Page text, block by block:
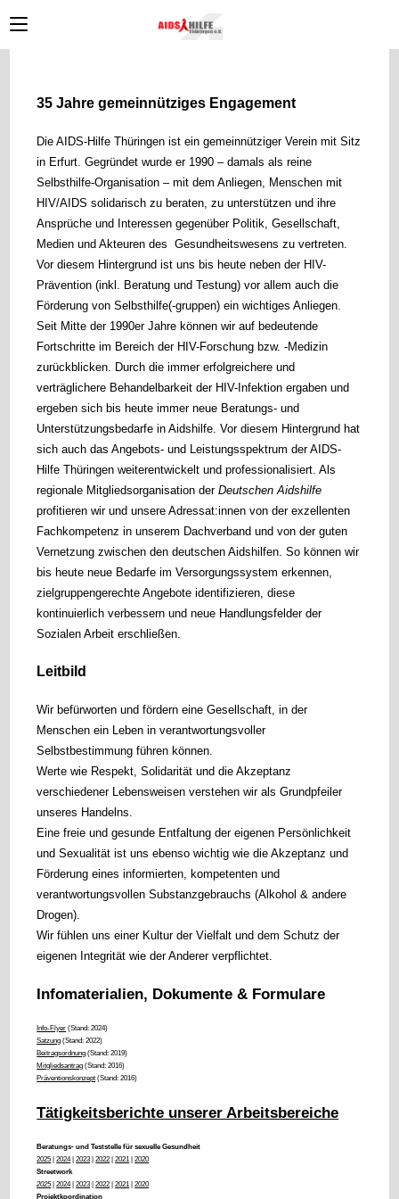
Inhalt
35 Jahre gemeinnütziges Engagement
Die AIDS-Hilfe Thüringenist ein gemeinnütziger Verein mit Sitz
in Erfurt. Gegründet wurde er 1990 – damals als reine
Selbsthilfe-Organisation – mit dem Anliegen, Menschen mit
HIV/AIDS solidarisch zu beraten, zu unterstützen und ihre
Ansprüche und Interessen gegenüber Politik, Gesellschaft,
Medien und Akteuren des Gesundheitswesens zu vertreten.
Vor diesem Hintergrund ist uns bis heute neben der HIV-
Prävention (inkl. Beratung und Testung) vor allem auch die
Förderung von Selbsthilfe(-gruppen) ein wichtiges Anliegen.
Seit Mitte der 1990er Jahre können wir auf bedeutende
Fortschritte im Bereich der HIV-Forschung bzw. -Medizin
zurückblicken. Durch die immer erfolgreichere und
verträglichere Behandelbarkeit der HIV-Infektion ergaben und
ergeben sich bis heute immer neue Beratungs- und
Unterstützungsbedarfe in Aidshilfe. Vor diesem Hintergrund hat
sich auch das Angebots- und Leistungsspektrum der AIDS-
Hilfe Thüringen weiterentwickelt und professionalisiert.Als
regionale Mitgliedsorganisation derDeutschen Aidshilfe
profitieren wir und unsere Adressat:innen von der exzellenten
Fachkompetenz in unserem Dachverband und von der guten
Vernetzung zwischen den deutschen Aidshilfen.So können wir
bis heute neue Bedarfe im Versorgungssystem erkennen,
zielgruppengerechte Angebote identifizieren, diese
kontinuierlich verbessern und neue Handlungsfelder der
Sozialen Arbeit erschließen.
Leitbild
Wir befürworten und fördern eine Gesellschaft, in der
Menschen ein Leben in verantwortungsvoller
Selbstbestimmung führen können.
Werte wie Respekt, Solidarität und die Akzeptanz
verschiedener Lebensweisen verstehen wir als Grundpfeiler
unseres Handelns.
Eine freie und gesunde Entfaltung der eigenen Persönlichkeit
und Sexualität ist uns ebenso wichtig wie die Akzeptanz und
Förderung eines informierten, kompetenten und
verantwortungsvollen Substanzgebrauchs (Alkohol & andere
Drogen).
Wir fühlen uns einer Kultur der Vielfalt und dem Schutz der
eigenen Integrität wie der Anderer verpflichtet.
Infomaterialien, Dokumente & Formulare
Info-Flyer (Stand: 2024)
Satzung (Stand: 2022)
Beitragsordnung (Stand: 2019)
Mitgliedsantrag (Stand: 2016)
Präventionskonzept (Stand: 2016)
Tätigkeitsberichte unserer Arbeitsbereiche
Beratungs- und Teststelle für sexuelle Gesundheit
2025 |2024|2023 |2022 |2021 |2020
Streetwork
2025|2024|2023 |2022 |2021 |2020
Projektkoordination